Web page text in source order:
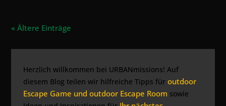
« Ältere Einträge
Herzlich willkommen bei URBANmissions! Auf
diesem Blog teilen wir hilfreiche Tipps füroutdoor
Escape Game und outdoor Escape Room sowie